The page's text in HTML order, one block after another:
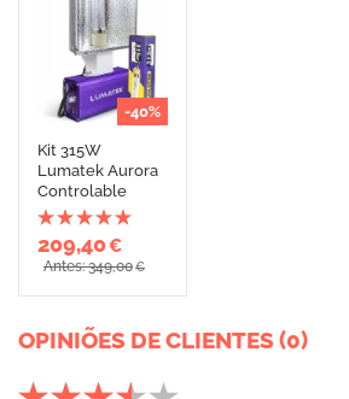
-40%
Kit 315W
Lumatek Aurora
Controlable
209,40€
Antes: 349,00€
OPINIÕES DE CLIENTES (0)